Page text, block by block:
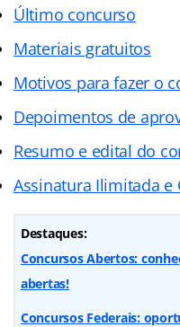
Último concurso
Materiais gratuitos
Motivos para fazer o
Depoimentos de
Resumo e edital do
Assinatura Ilimitada e
Destaques:
Concursos Abertos:
abertas!
Concursos Federais: